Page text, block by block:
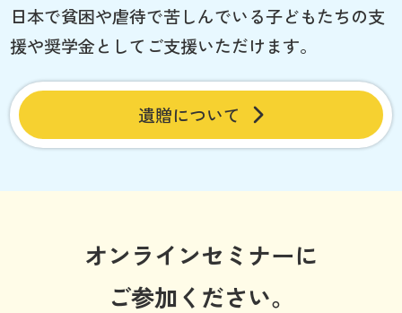
日本で貧困や虐待で苦しんでいる子どもたちの支
援や奨学金としてご支援いただけます。
遺贈について
オンラインセミナーに
ご参加ください。